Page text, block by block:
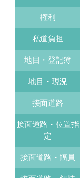
権利
私道負担
地目・登記簿
地目・現況
接面道路
接面道路・位置指
定
接面道路・幅員